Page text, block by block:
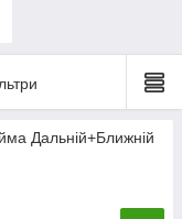
Дальній+Ближній